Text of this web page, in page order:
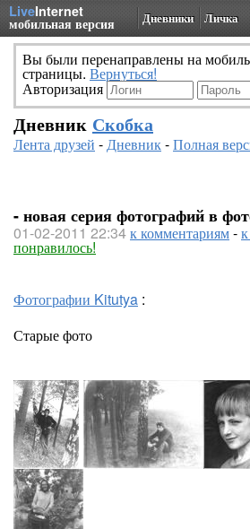
LiveInternet
мобильная версия Дневники Личка
Вы были перенаправлены на
страницы. Вернуться!
Авторизация
Дневник Скобка
Лента друзей -Дневник-Полная
- новая серия фотографий в
01-02-2011 22:34к комментариям-
понравилось!
Фотографии Kitutya :
Старые фото